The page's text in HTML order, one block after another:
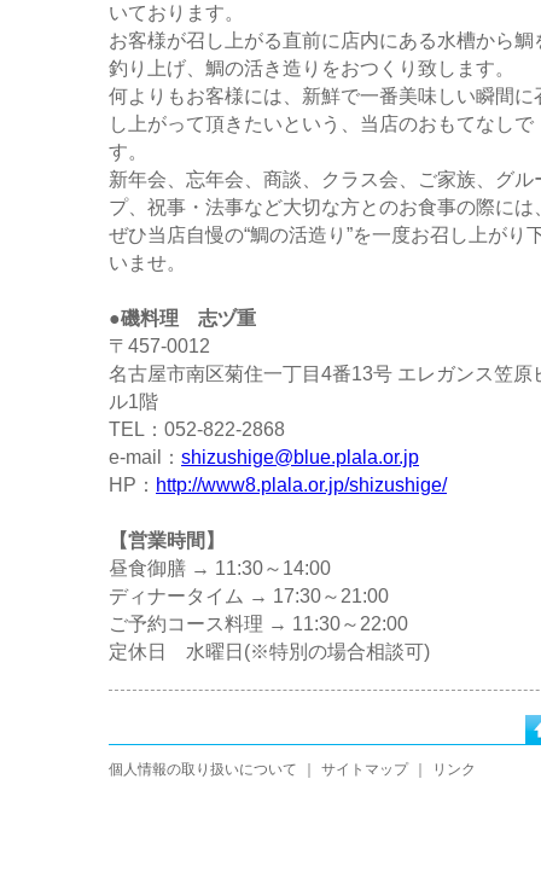
いております。
お客様が召し上がる直前に店内にある水槽から鯛
釣り上げ、鯛の活き造りをおつくり致します。
何よりもお客様には、新鮮で一番美味しい瞬間に
し上がって頂きたいという、当店のおもてなしで
す。
新年会、忘年会、商談、クラス会、ご家族、グル
プ、祝事・法事など大切な方とのお食事の際には
ぜひ当店自慢の“鯛の活造り”を一度お召し上がり
いませ。
●磯料理 志ヅ重
〒457-0012
名古屋市南区菊住一丁目4番13号 エレガンス笠原
ル1階
TEL：052-822-2868
e-mail： shizushige@blue.plala.or.jp
HP： http://www8.plala.or.jp/shizushige/
【営業時間】
昼食御膳 → 11:30～14:00
ディナータイム → 17:30～21:00
ご予約コース料理 → 11:30～22:00
定休日 水曜日(※特別の場合相談可)
個人情報の取り扱いについて サイトマップ リンク